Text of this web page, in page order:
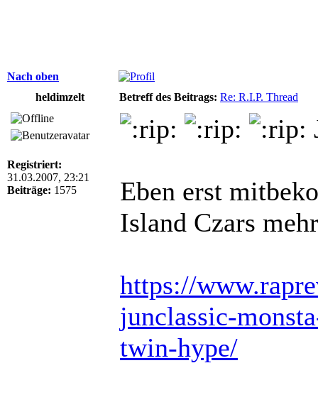
Nach oben
heldimzelt
Betreff des Beitrags: Re: R.I.P. Thread
Registriert:
31.03.2007, 23:21
Beiträge: 1575
Eben erst
Island Czars
https://
junclassic-
twin-hype/